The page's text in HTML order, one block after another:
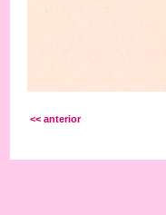
<< anterior